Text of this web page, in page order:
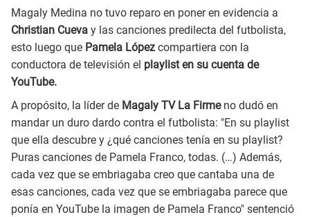
Magaly Medina no tuvo reparo en poner en evidencia a
Christian Cueva y las canciones predilecta del futbolista,
esto luego que Pamela López compartiera con la
conductora de televisión el playlist en su cuenta de
YouTube.
A propósito, la líder de Magaly TV La Firme no dudó en
mandar un duro dardo contra el futbolista: "En su playlist
que ella descubre y ¿qué canciones tenía en su playlist?
Puras canciones de Pamela Franco, todas. (…) Además,
cada vez que se embriagaba creo que cantaba una de
esas canciones, cada vez que se embriagaba parece que
ponía en YouTube la imagen de Pamela Franco" sentenció